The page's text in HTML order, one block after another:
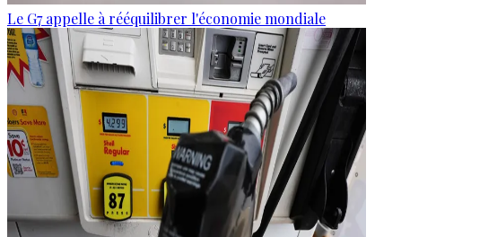
Le G7 appelle à rééquilibrer l'économie mondiale